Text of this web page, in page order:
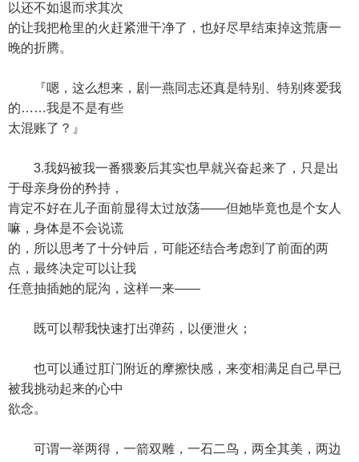
以还不如退而求其次
的让我把枪里的火赶紧泄干净了，也好尽早结束掉这荒唐一
晚的折腾。
『嗯，这么想来，剧一燕同志还真是特别、特别疼爱我
的……我是不是有些
太混账了？』
3.我妈被我一番猥亵后其实也早就兴奋起来了，只是出
于母亲身份的矜持，
肯定不好在儿子面前显得太过放荡——但她毕竟也是个女人
嘛，身体是不会说谎
的，所以思考了十分钟后，可能还结合考虑到了前面的两
点，最终决定可以让我
任意抽插她的屁沟，这样一来——
既可以帮我快速打出弹药，以便泄火；
也可以通过肛门附近的摩擦快感，来变相满足自己早已
被我挑动起来的心中
欲念。
可谓一举两得，一箭双雕，一石二鸟，两全其美，两边